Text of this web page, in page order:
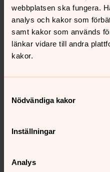
webbplatsen ska fungera.
analys och kakor som
samt kakor som används
länkar vidare till andra
kakor.
Nödvändiga kakor
Inställningar
Analys
Musiken är viktig i
under rubriken
när och var körerna
konserter.
Senast ändrad 30 juni 2025